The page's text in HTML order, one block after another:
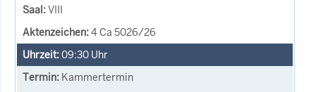
VIII
4 Ca 5026/26
09:30 Uhr
Kammertermin